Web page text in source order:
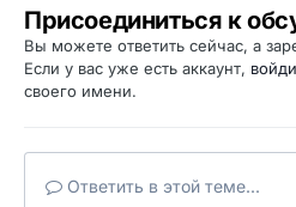
Присоединиться к
Вы можете ответить сейчас, а
Если у вас уже есть аккаунт,
своего имени.
Ответить в этой теме...